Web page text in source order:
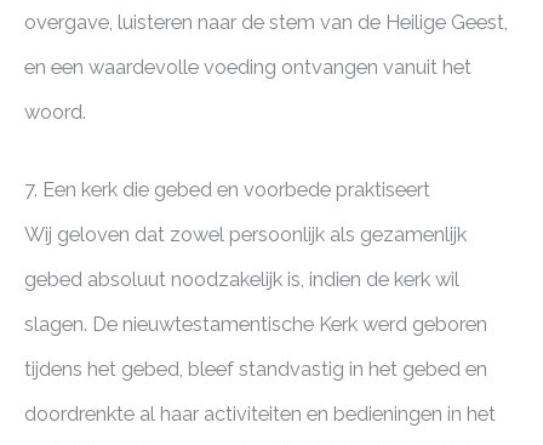
overgave, luisteren naar de stem van de Heilige Geest,
en een waardevolle voeding ontvangen vanuit het
woord.
7. Een kerk die gebed en voorbede praktiseert
Wij geloven dat zowel persoonlijk als gezamenlijk
gebed absoluut noodzakelijk is, indien de kerk wil
slagen. De nieuwtestamentische Kerk werd geboren
tijdens het gebed, bleef standvastig in het gebed en
doordrenkte al haar activiteiten en bedieningen in het